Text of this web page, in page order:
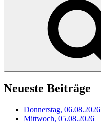
Neueste Beiträge
Donnerstag, 06.08.2026
Mittwoch, 05.08.2026